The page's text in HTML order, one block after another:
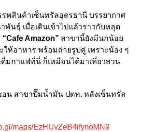
รพสินค้าเซ็นทรัลอุดรธานี บรรยากาศ
พันธุ์ เมื่อเดินเข้าไปแล้วราวกับหลุด
“Cafe Amazon” สาขานี้ยังมีนกน้อย
ให้อาหาร พร้อมถ่ายรูปคู่ เพราะน้อง ๆ
ดื่มกาแฟที่นี่ ก็เหมือนได้มาเที่ยวสวน
อน สาขาปั๊มน้ำมัน ปตท. หลังเซ็นทรัล
maps/EzHUvZeB4ifynoMN9